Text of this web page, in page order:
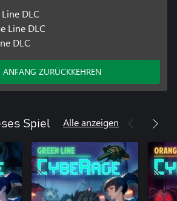
DLC
Line DLC
DLC
ZURÜCKKEHREN
Spiel Alle anzeigen